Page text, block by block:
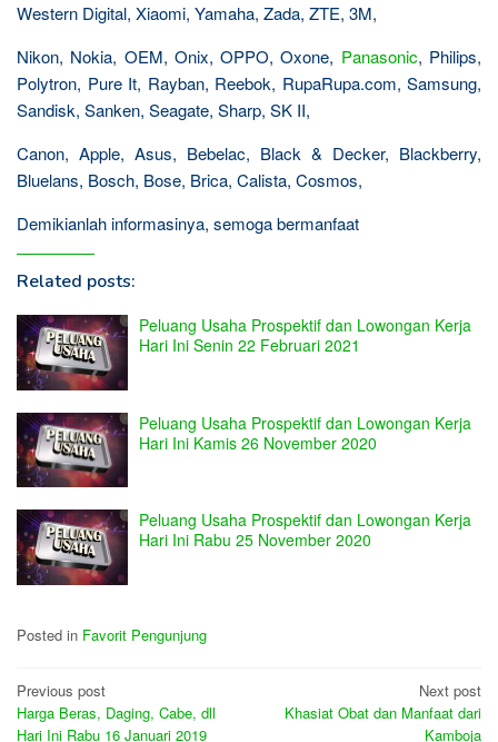
Western Digital, Xiaomi, Yamaha, Zada, ZTE, 3M,
Nikon, Nokia, OEM, Onix, OPPO, Oxone, Panasonic, Philips,
Polytron, Pure It, Rayban, Reebok, RupaRupa.com, Samsung,
Sandisk, Sanken, Seagate, Sharp, SK II,
Canon, Apple, Asus, Bebelac, Black & Decker, Blackberry,
Bluelans, Bosch, Bose, Brica, Calista, Cosmos,
Demikianlah informasinya, semoga bermanfaat
Related posts:
Peluang Usaha Prospektif dan Lowongan Kerja
Hari Ini Senin 22 Februari 2021
Peluang Usaha Prospektif dan Lowongan Kerja
Hari Ini Kamis 26 November 2020
Peluang Usaha Prospektif dan Lowongan Kerja
Hari Ini Rabu 25 November 2020
Posted in Favorit Pengunjung
Post
navigation
Previous post
Harga Beras, Daging, Cabe, dll
Hari Ini Rabu 16 Januari 2019
Next post
Khasiat Obat dan Manfaat dari
Kamboja